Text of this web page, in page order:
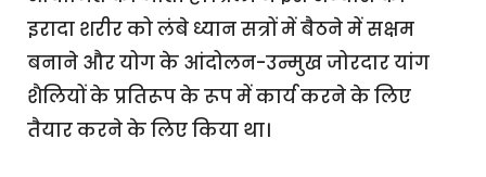
इरादा शरीर को लंबे ध्यान सत्रों में बैठने में सक्षम
बनाने और योग के आंदोलन-उन्मुख जोरदार यांग
शैलियों के प्रतिरूप के रूप में कार्य करने के लिए
तैयार करने के लिए किया था।